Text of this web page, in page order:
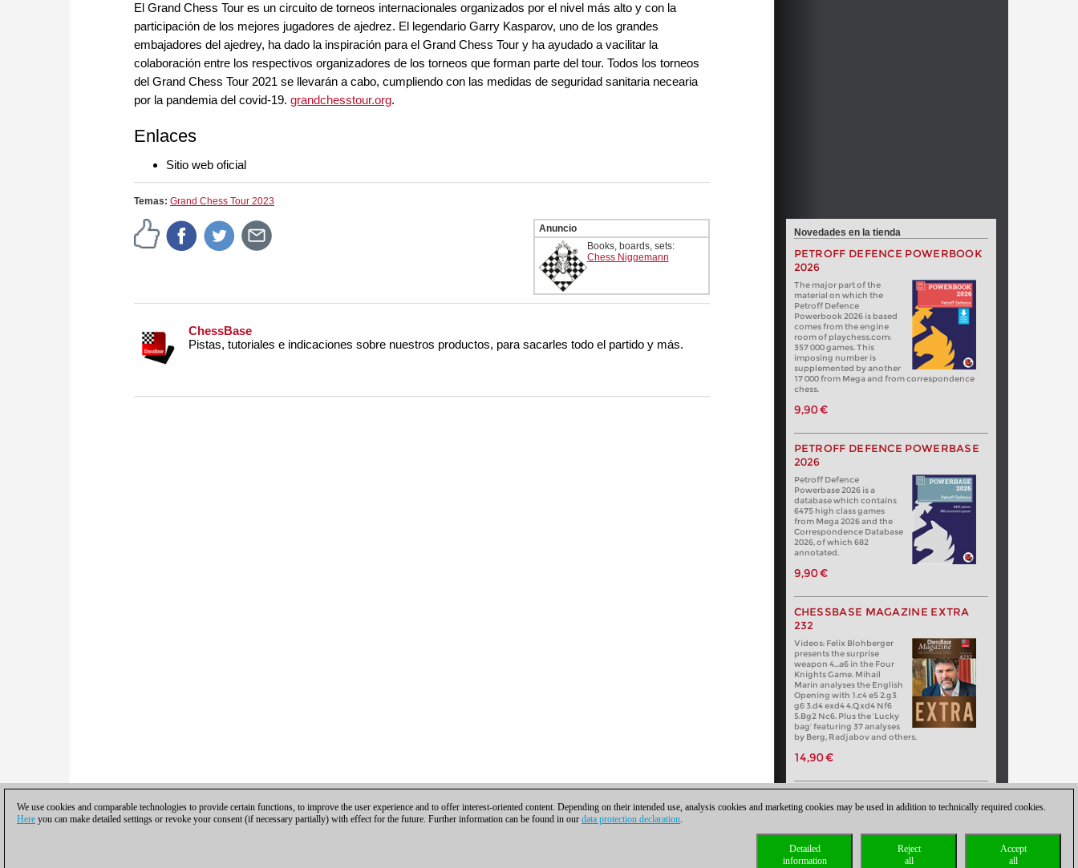
El Grand Chess Tour es un circuito de torneos internacionales organizados por el nivel más alto y con la
participación de los mejores jugadores de ajedrez. El legendario Garry Kasparov, uno de los grandes
embajadores del ajedrey, ha dado la inspiración para el Grand Chess Tour y ha ayudado a vacilitar la
colaboración entre los respectivos organizadores de los torneos que forman parte del tour. Todos los torneos
del Grand Chess Tour 2021 se llevarán a cabo, cumpliendo con las medidas de seguridad sanitaria necearia
por la pandemia del covid-19. grandchesstour.org.
Enlaces
Sitio web oficial
Temas: Grand Chess Tour 2023
Anuncio
Books, boards, sets:
Chess Niggemann
ChessBase
Pistas, tutoriales e indicaciones sobre nuestros productos, para sacarles todo el partido y más.
Novedades en la tienda
PETROFF DEFENCE POWERBOOK
2026
The major part of the
material on which the
Petroff Defence
Powerbook 2026 is based
comes from the engine
room of playchess.com:
357 000 games. This
imposing number is
supplemented by another
17 000 from Mega and from correspondence
chess.
9,90 €
PETROFF DEFENCE POWERBASE
2026
Petroff Defence
Powerbase 2026 is a
database which contains
6475 high class games
from Mega 2026 and the
Correspondence Database
2026, of which 682
annotated.
9,90 €
CHESSBASE MAGAZINE EXTRA
232
Videos: Felix Blohberger
presents the surprise
weapon 4…a6 in the Four
Knights Game. Mihail
Marin analyses the English
Opening with 1.c4 e5 2.g3
g6 3.d4 exd4 4.Qxd4 Nf6
5.Bg2 Nc6. Plus the ‘Lucky
bag’ featuring 37 analyses
by Berg, Radjabov and others.
14,90 €
We use cookies and comparable technologies to provide certain functions, to improve the user experience and to offer interest-oriented content. Depending on their intended use, analysis cookies and marketing cookies may be used in addition to technically required cookies.
Here you can make detailed settings or revoke your consent (if necessary partially) with effect for the future. Further information can be found in our data protection declaration.
Accept
all
Reject
all
Detailed
information